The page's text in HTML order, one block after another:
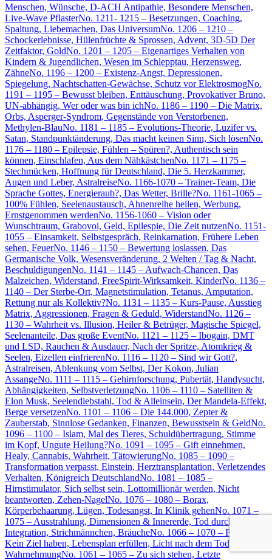
Menschen, Wünsche, D-ACH Antipathie, Besondere Menschen,
Live-Wave PflasterNo. 1211- 1215 – Besetzungen, Coaching,
Spaltung, Liebemachen, Das UniversumNo. 1206 – 1210 –
Schockerlebnisse, Hülenfrüchte & Sprossen, Advent, 3D-5D Der
Zeitfaktor, GoldNo. 1201 – 1205 – Eigenartiges Verhalten von
Kindern & Jugendlichen, Wesen im Schlepptau, Herzensweg,
ZähneNo. 1196 – 1200 – Existenz-Angst, Depressionen,
Spiegelung, Nachtschatten-Gewächse, Schutz vor ElektrosmogNo.
1191 – 1195 – Bewusst bleiben, Enttäuschung, Provokativer Bruno,
UN-abhängig, Wer oder was bin ichNo. 1186 – 1190 – Die Matrix,
Orbs, Asperger-Syndrom, Gegenstände von Verstorbenen,
Methylen-BlauNo. 1181 – 1185 – Evolutions-Theorie, Luzifer vs.
Satan, Standpunktänderung, Das macht keinen Sinn, Sich lösenNo.
1176 – 1180 – Epilepsie, Fühlen – Spüren?, Authentisch sein
können, Einschlafen, Aus dem NähkästchenNo. 1171 – 1175 –
Stechmücken, Hoffnung für Deutschland, Die 5. Herzkammer,
Augen und Leber, AstralreiseNo. 1166-1070 – Trainer-Team, Die
Sprache Gottes, Energieraub?, Das Wetter, Brille?No. 1161-1065 –
100% Fühlen, Seelenaustausch, Ahnenreihe heilen, Werbung,
Ernstgenommen werdenNo. 1156-1060 – Vision oder
Wunschtraum, Grabovoi, Geld, Epilespie, Die Zeit nutzenNo. 1151-
1055 – Einsamkeit, Selbstgespräch, Reinkarnation, Frühere Leben
sehen, FeuerNo. 1146 – 1150 – Bewertung loslassen, Das
Germanische Volk, Wesensveränderung, 2 Welten / Tag & Nacht,
BeschuldigungenNo. 1141 – 1145 – Aufwach-Chancen, Das
Malzeichen, Widerstand, FreeSpirit-Wirksamkeit, KinderNo. 1136 –
1140 – Der Sterbe-Ort, Magnetstimulation, Tetanus, Amputation,
Rettung nur als Kollektiv?No. 1131 – 1135 – Kurs-Pause, Ausstieg
Matrix, Aggressionen, Fragen & Geduld, WiderstandNo. 1126 –
1130 – Wahrheit vs. Illusion, Heiler & Betrüger, Magische Spiegel,
Seelenanteile, Das große EventNo. 1121 – 1125 – Ibogain, DMT
und LSD, Rauchen & Ausdauer, Nach der Spritze, Atomkrieg &
Seelen, Eizellen einfrierenNo. 1116 – 1120 – Sind wir Gott?,
Astralreisen, Ablenkung vom Selbst, Der Kokon, Julian
AssangeNo. 1111 – 1115 – Gehirnforschung, Pubertät, Handysucht,
Abhängigkeiten, SelbstverletzungNo. 1106 – 1110 – Satelliten &
Elon Musk, Seelendiebstahl, Tod & Alleinsein, Der Mandela-Effekt,
Berge versetzenNo. 1101 – 1106 – Die 144.000, Zepter &
Zauberstab, Sinnlose Gedanken, Finanzen, Bewusstsein & GeldNo.
1096 – 1100 – Islam, Mal des Tieres, Schuldübertragung, Stimme
im Kopf, Ungute Heilung?No. 1091 – 1095 – Gift einnehmen,
Healy, Cannabis, Wahrheit, TätowierungNo. 1085 – 1090 –
Transformation verpasst, Einstein, Herztransplantation, Verletzendes
Verhalten, Königreich DeutschlandNo. 1081 – 1085 –
Hirnstimulator, Sich selbst sein, Lottomillionär werden, Nicht
beantworten, Zehen-NagelNo. 1076 – 1080 – Borax,
Körperbehaarung, Lügen, Todesangst, In Klinik gehenNo. 1071 –
1075 – Ausstrahlung, Dimensionen & Innererde, Tod durch
Integration, Strichmännchen, BräucheNo. 1066 – 1070 – Plejader,
Kein Ziel haben, Lebensplan erfüllen, Licht nach dem Tod,
WahrnehmungNo. 1061 – 1065 – Zu sich stehen, Letzte